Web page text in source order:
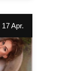
17 Apr.